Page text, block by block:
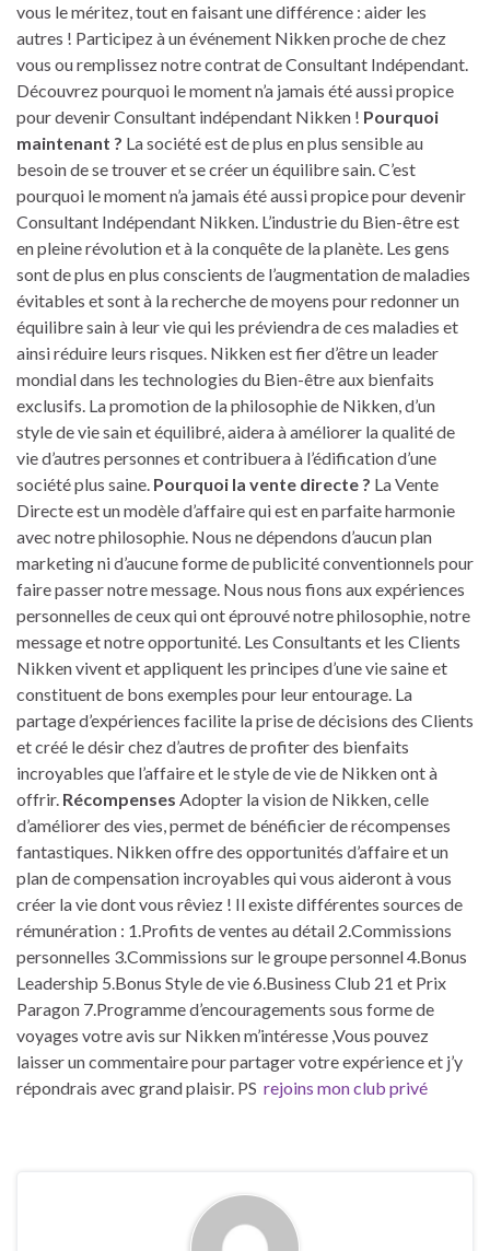
vous le méritez, tout en faisant une différence : aider les
autres ! Participez à un événement Nikken proche de chez
vous ou remplissez notre contrat de Consultant Indépendant.
Découvrez pourquoi le moment n’a jamais été aussi propice
pour devenir Consultant indépendant Nikken ! Pourquoi
maintenant ? La société est de plus en plus sensible au
besoin de se trouver et se créer un équilibre sain. C’est
pourquoi le moment n’a jamais été aussi propice pour devenir
Consultant Indépendant Nikken. L’industrie du Bien-être est
en pleine révolution et à la conquête de la planète. Les gens
sont de plus en plus conscients de l’augmentation de maladies
évitables et sont à la recherche de moyens pour redonner un
équilibre sain à leur vie qui les préviendra de ces maladies et
ainsi réduire leurs risques. Nikken est fier d’être un leader
mondial dans les technologies du Bien-être aux bienfaits
exclusifs. La promotion de la philosophie de Nikken, d’un
style de vie sain et équilibré, aidera à améliorer la qualité de
vie d’autres personnes et contribuera à l’édification d’une
société plus saine. Pourquoi la vente directe ? La Vente
Directe est un modèle d’affaire qui est en parfaite harmonie
avec notre philosophie. Nous ne dépendons d’aucun plan
marketing ni d’aucune forme de publicité conventionnels pour
faire passer notre message. Nous nous fions aux expériences
personnelles de ceux qui ont éprouvé notre philosophie, notre
message et notre opportunité. Les Consultants et les Clients
Nikken vivent et appliquent les principes d’une vie saine et
constituent de bons exemples pour leur entourage. La
partage d’expériences facilite la prise de décisions des Clients
et créé le désir chez d’autres de profiter des bienfaits
incroyables que l’affaire et le style de vie de Nikken ont à
offrir. Récompenses Adopter la vision de Nikken, celle
d’améliorer des vies, permet de bénéficier de récompenses
fantastiques. Nikken offre des opportunités d’affaire et un
plan de compensation incroyables qui vous aideront à vous
créer la vie dont vous rêviez ! Il existe différentes sources de
rémunération : 1.Profits de ventes au détail 2.Commissions
personnelles 3.Commissions sur le groupe personnel 4.Bonus
Leadership 5.Bonus Style de vie 6.Business Club 21 et Prix
Paragon 7.Programme d’encouragements sous forme de
voyages votre avis sur Nikken m’intéresse ,Vous pouvez
laisser un commentaire pour partager votre expérience et j’y
répondrais avec grand plaisir. PS rejoins mon club privé